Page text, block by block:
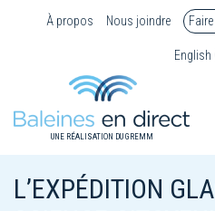
À propos Nous joindre
English
UNE RÉALISATION DU GREMM
L’EXPÉDITION